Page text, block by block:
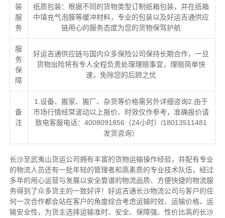
装
服
务
纸质包装：根据不同的货物类型订制纸箱包装，并在纸箱
中填充气泡膜等缓冲材料，专业的包装以及好运吉通供应
链用心的服务态度为您的货物保驾护航
服
务
保
障
好运吉通供应链与国内众多保险公司保持长期合作，一旦
货物出险将有专人全程负责处理理赔事宜，理赔简单快
速，免除您的后顾之忧
备
注
1.设备、搬家、搬厂、杂货等价格需另外详细咨询2.由于
市场行情经常波动以上报价、时效仅作参考，准确报价请
致电客服电话：4008091856（24小时）/18013511481
发货咨询）
长沙至武夷山货运公司拥有丰富的货物运输操作经验，并配有专业
的物流人员还有一批年轻的管理者和高素质的专业技术队伍，经过
多年的用心运营与发展以安全靠谱的物流品质、方便快捷的物流服
务得到了众多货主的一致好评！好运吉通长沙物流公司与客户的任
何一次合作都会站在客户的角度综合考虑运输时效、运输价格、运
输安全性，为货主选择运输准时、安全、保障强、性价比高的长沙